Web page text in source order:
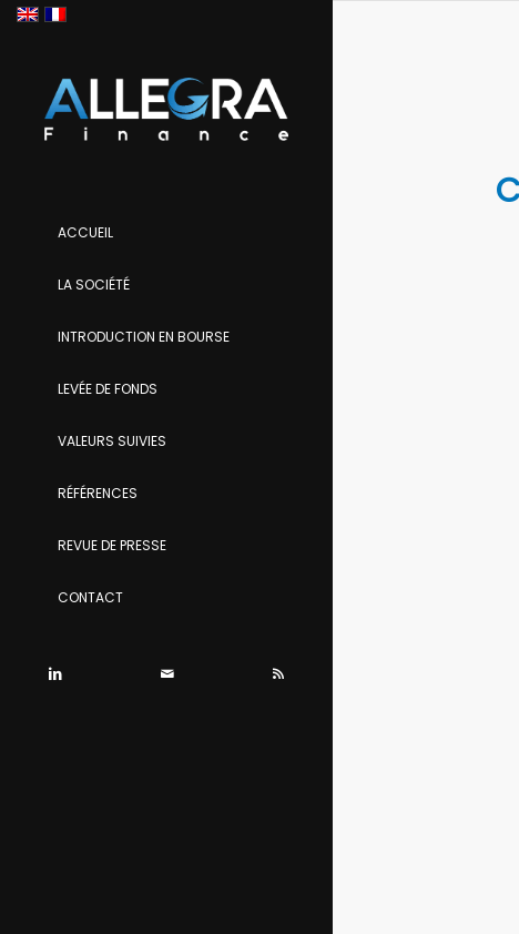
ACCUEIL
LA SOCIÉTÉ
INTRODUCTION EN BOURSE
LEVÉE DE FONDS
VALEURS SUIVIES
RÉFÉRENCES
REVUE DE PRESSE
CONTACT